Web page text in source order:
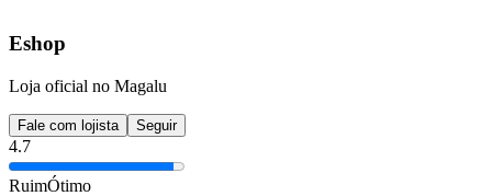
Eshop
Loja oficial no Magalu
Fale com lojista Seguir
4.7
RuimÓtimo